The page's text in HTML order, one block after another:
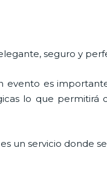
seguro y
evento es
lo que
es un servicio donde